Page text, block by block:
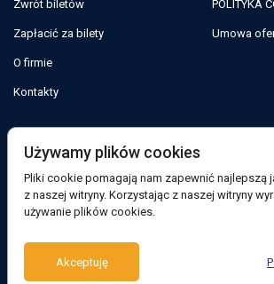
Zwrót biletów
Zapłacić za bilety
O firmie
Kontakty
POLITYKA
Umowa
Facebook
Wsparcie:
Bot telegramu Viber
Używamy plików cookies
Pliki cookie pomagają nam zapewnić najlepszą
z naszej witryny. Korzystając z naszej witryny
używanie plików cookies.
Akceptuję